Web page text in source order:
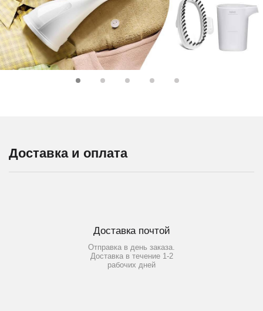
Доставка и оплата
Доставка почтой
Отправка в день заказа.
Доставка в течение 1-2
рабочих дней